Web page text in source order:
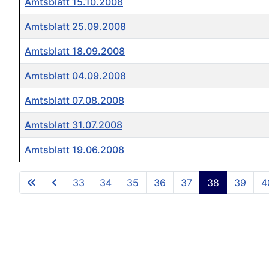
Beiträge
Amtsblatt 25.09.2008
Amtsblatt 18.09.2008
Amtsblatt 04.09.2008
Amtsblatt 07.08.2008
Amtsblatt 31.07.2008
Amtsblatt 19.06.2008
33 34 35 36 37 38 39